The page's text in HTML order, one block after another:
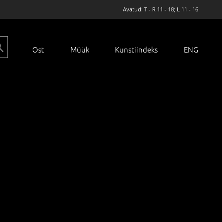
Avatud: T - R 11 - 18; L 11 - 16
Ost Müük Kunstiindeks ENG